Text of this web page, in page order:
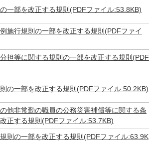
一部を改正する規則(PDFファイル:53.8KB)
施行規則の一部を改正する規則(PDFファイ
担等に関する規則の一部を改正する規則(PDF
の一部を改正する規則(PDFファイル:50.2KB)
他非常勤の職員の公務災害補償等に関する条
正する規則(PDFファイル:53.7KB)
則の一部を改正する規則(PDFファイル:63.9K